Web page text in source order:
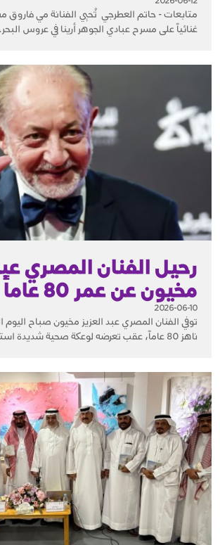
متابعات - حاتم العطرجي تُحيي الفنانة مي فاروق
غنائياً على مسرح عبادي الجوهر أرينا في عروس
رحيل الفنان المصري
مخيون عن عمر 80 عاماً
2026-06-10
توفي الفنان المصري عبد العزيز مخيون صباح اليوم
ناهز 80 عاماً، عقب تعرضه لوعكة صحية شديدة استدعت...